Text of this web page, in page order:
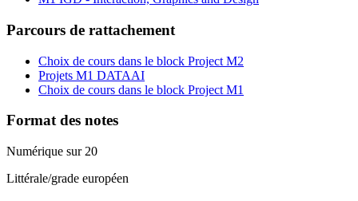
Parcours de rattachement
Choix de cours dans le block Project M2
Projets M1 DATAAI
Choix de cours dans le block Project M1
Format des notes
Numérique sur 20
Littérale/grade européen